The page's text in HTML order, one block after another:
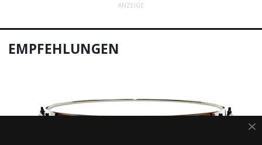
ANZEIGE
EMPFEHLUNGEN